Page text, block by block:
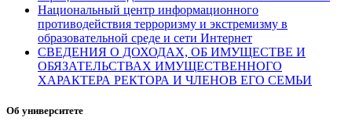
Национальный центр информационного
противодействия терроризму и экстремизму в
образовательной среде и сети Интернет
СВЕДЕНИЯ О ДОХОДАХ, ОБ ИМУЩЕСТВЕ И
ОБЯЗАТЕЛЬСТВАХ ИМУЩЕСТВЕННОГО
ХАРАКТЕРА РЕКТОРА И ЧЛЕНОВ ЕГО СЕМЬИ
Об университете